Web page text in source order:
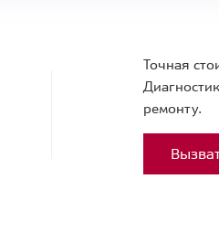
Точная
ремонту.